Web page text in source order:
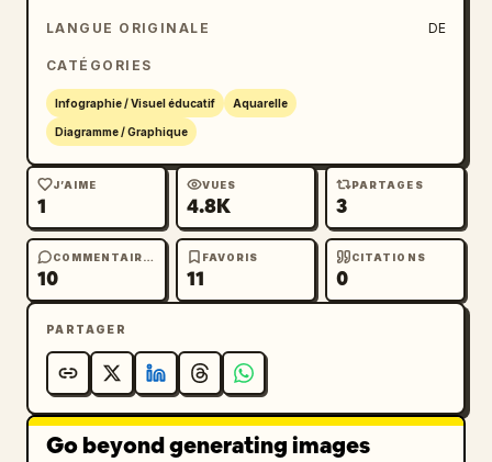
LANGUE ORIGINALE DE
CATÉGORIES
Infographie / Visuel éducatif Aquarelle
Diagramme / Graphique
J’AIME
1
VUES
4.8K
PARTAGES
3
COMMENTAIRES
10
FAVORIS
11
CITATIONS
0
PARTAGER
Go beyond generating images